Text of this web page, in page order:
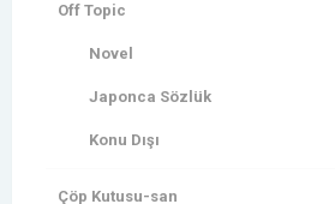
Off Topic
Novel
Japonca Sözlük
Konu Dışı
Çöp Kutusu-san